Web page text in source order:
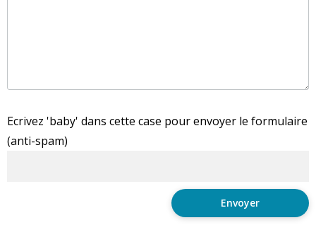
Ecrivez 'baby' dans cette case pour envoyer le formulaire
(anti-spam)